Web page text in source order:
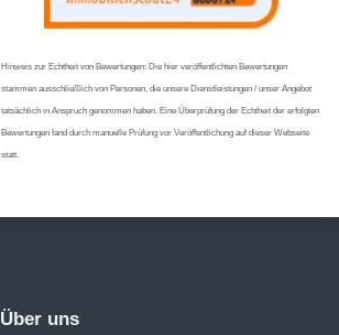
Hinweis zur Echtheit von Bewertungen: Die hier veröffentlichten Bewertungen
stammen ausschließlich von Personen, die unsere Dienstleistungen / unser Angebot
tatsächlich in Anspruch genommen haben. Eine Überprüfung der Echtheit der erfolgten
Bewertungen fand durch manuelle Prüfung vor Veröffentlichung auf dieser Webseite
statt.
Über uns